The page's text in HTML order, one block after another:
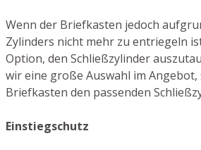
Wenn der Briefkasten jedoch
Zylinders nicht mehr zu entriegeln
Option, den Schließzylinder
wir eine große Auswahl im
Briefkasten den passenden
Einstiegschutz